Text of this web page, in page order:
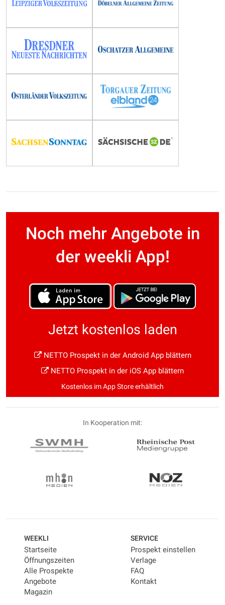
Noch mehr Angebote in
der weekli App!
Jetzt kostenlos laden
NETTO Prospekt in der Android App blättern
NETTO Prospekt in der iOS App blättern
Kostenlos im App Store erhältlich
In Kooperation mit:
WEEKLI
Startseite
Öffnungszeiten
Alle Prospekte
Angebote
Magazin
SERVICE
Prospekt einstellen
Verlage
FAQ
Kontakt